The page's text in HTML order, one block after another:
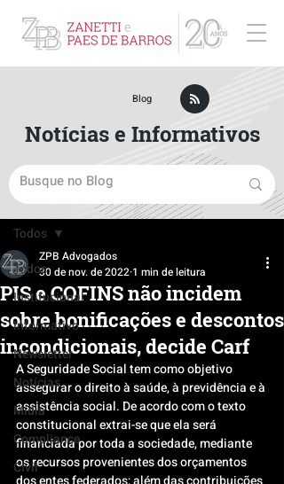
Post
Todos
Institucional
Informativo
Newsletter
Notícias
Mídia
Compliance
Civil
Todos
PIS e COFINS não incidem
sobre bonificações e descontos
incondicionais, decide Carf
ZPB Advogados
30 de nov. de 2022 1 min de leitura
A Seguridade Social tem como objetivo
assegurar o direito à saúde, à previdência e à
assistência social. De acordo com o texto
constitucional extrai-se que ela será
financiada por toda a sociedade, mediante
os recursos provenientes dos orçamentos
Blog
Notícias e Informativos